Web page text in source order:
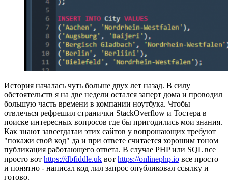
История началась чуть больше двух лет назад. В силу
обстоятельств я на две недели остался заперт дома и проводил
большую часть времени в компании ноутбука. Чтобы
отвлечься рефрешил странички StackOverflow и Тостера в
поиске интересных вопросов где бы пригодились мои знания.
Как знают завсегдатаи этих сайтов у вопрошающих требуют
"покажи свой код" да и при ответе считается хорошим тоном
публикация работающего ответа. В случае PHP или SQL все
просто вот https://dbfiddle.uk вот https://onlinephp.io все просто
и понятно - написал код лил запрос опубликовал ссылку и
готово.